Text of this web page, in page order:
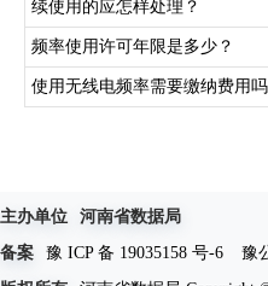
续使用的应怎样处理？
频率使用许可年限是多少？
使用无线电频率需要缴纳费用吗
主办单位
河南省数据局
备案
豫 ICP 备 19035158 号-6
豫